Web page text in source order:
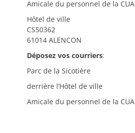
Amicale du personnel de la CUA
Hôtel de ville
CS50362
61014 ALENCON
Déposez vos courriers:
Parc de la Sicotière
derrière l’Hôtel de ville
Amicale du personnel de la CUA